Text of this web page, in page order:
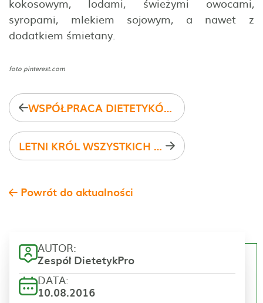
syropami, mlekiem sojowym, a nawet z
dodatkiem śmietany.
foto pinterest.com
WSPÓŁPRACA DIETETYKÓW Z NFZ
LETNI KRÓL WSZYSTKICH STRĄCZKÓW
Powrót do aktualności
AUTOR:
Zespół DietetykPro
DATA:
10.08.2016